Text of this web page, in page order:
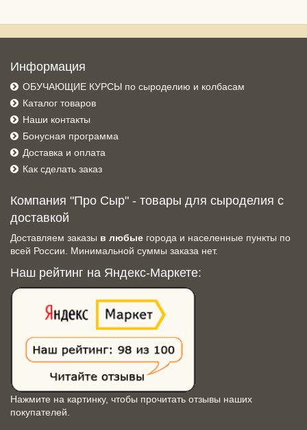
Информация
ОБУЧАЮЩИЕ КУРСЫ по сыроделию и колбасам
Каталог товаров
Наши контакты
Бонусная программа
Доставка и оплата
Как сделать заказ
Компания "Про Сыр" - товары для сыроделия с
доставкой
Доставляем заказы в любые города и населенные пункты по
всей России. Минимальной суммы заказа нет.
Наш рейтинг на Яндекс-Маркете:
Нажмите на картинку, чтобы прочитать отзывы наших
покупателей.